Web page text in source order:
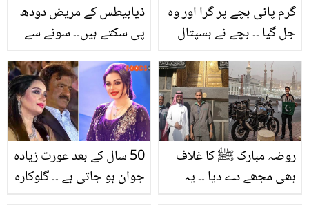
ذیابیطس کے مریض دودھ
پی سکتے ہیں۔۔ سونے سے
گرم پانی بچے پر گرا اور وہ
جل گیا ۔۔ بچے نے ہسپتال
گزارا؟ ماں بیٹے پر بیتی
تکلیف کا بتاتے ہوئے آبدیدہ
50 سال کے بعد عورت زیادہ
جوان ہو جاتی ہے ۔۔ گلوکارہ
روضہ مبارک ﷺ کا غلاف
بھی مجھے دے دیا ۔۔ یہ